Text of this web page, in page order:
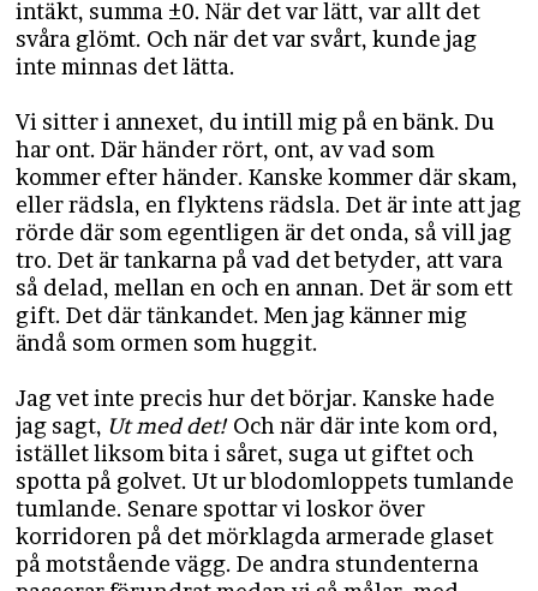
intäkt, summa ±0. När det var lätt, var allt det
svåra glömt. Och när det var svårt, kunde jag
inte minnas det lätta.
Vi sitter i annexet, du intill mig på en bänk. Du
har ont. Där händer rört, ont, av vad som
kommer efter händer. Kanske kommer där skam,
eller rädsla, en flyktens rädsla. Det är inte att jag
rörde där som egentligen är det onda, så vill jag
tro. Det är tankarna på vad det betyder, att vara
så delad, mellan en och en annan. Det är som ett
gift. Det där tänkandet. Men jag känner mig
ändå som ormen som huggit.
Jag vet inte precis hur det börjar. Kanske hade
jag sagt, Ut med det! Och när där inte kom ord,
istället liksom bita i såret, suga ut giftet och
spotta på golvet. Ut ur blodomloppets tumlande
tumlande. Senare spottar vi loskor över
korridoren på det mörklagda armerade glaset
på motstående vägg. De andra stundenterna